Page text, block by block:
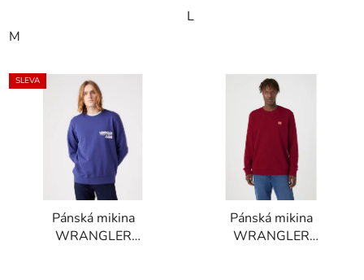
M
L
SLEVA
Pánská mikina
WRANGLER
Pánská mikina
WRANGLER